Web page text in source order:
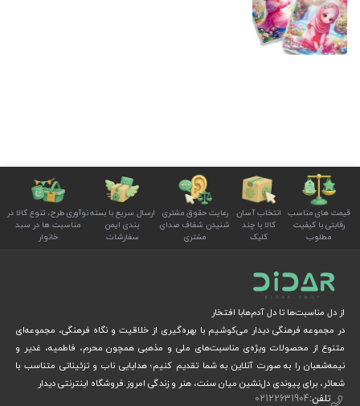
قیمت های مناسب
رقابتی با کیفیت
مطلوب
انتخاب آسان
کالا با چند
کلیک
رعایت حقوق مشتری
شنیدن شفاف صدای
مشتری
ارسال سریع با بسته
بندی ایمن
سفارشات
نوآوری طرح، تنوع کالا در
مناسبت ها در سبد
خانوار
از دل مناسبت‌ها تا دل آدم‌هابا افتخار
در مجموعه فرهنگی دیدار می‌کوشیم با بهره‌گیری از خلاقیت و نگاه فرهنگی، مجموعه‌ای
متنوع از محصولات ویژه‌ی مناسبت‌های ملی و مذهبی همچون محرم، فاطمیه، غدیر و
نیمه‌شعبان را به صورت آنلاین به شما تقدیم کنیم؛ هدایایی ناب و تزئیناتی متناسب با
شعائر، برای پیوندی دل‌نشین میان سنت، هنر و زندگی امروز.فروشگاه اینترنتی دیدار
تلفن:02122631904